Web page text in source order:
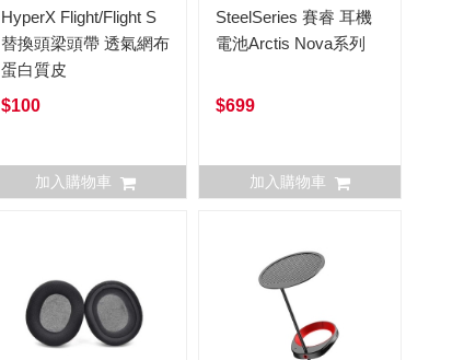
HyperX Flight/Flight S
替換頭梁頭帶 透氣網布
蛋白質皮
$100
加入購物車
SteelSeries 賽睿 耳機
電池Arctis Nova系列
$699
加入購物車